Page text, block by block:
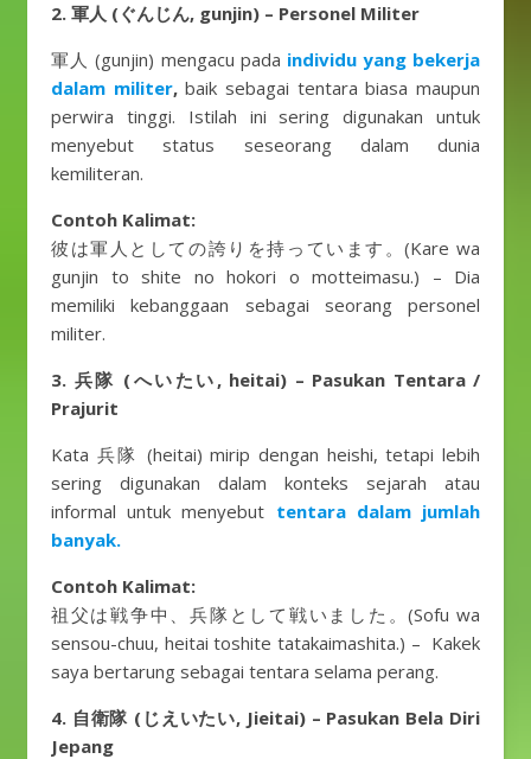
2. 軍人 (ぐんじん, gunjin) – Personel Militer
軍人 (gunjin) mengacu pada individu yang bekerja
dalam militer,baik sebagai tentara biasa maupun
perwira tinggi. Istilah ini sering digunakan untuk
menyebut status seseorang dalam dunia
kemiliteran.
Contoh Kalimat:
彼は軍人としての誇りを持っています。(Kare wa
gunjin to shite no hokori o motteimasu.) – Dia
memiliki kebanggaan sebagai seorang personel
militer.
3. 兵隊 (へいたい, heitai) – Pasukan Tentara /
Prajurit
Kata 兵隊 (heitai) mirip dengan heishi, tetapi lebih
sering digunakan dalam konteks sejarah atau
informal untuk menyebut tentara dalam jumlah
banyak.
Contoh Kalimat:
祖父は戦争中、兵隊として戦いました。(Sofu wa
sensou-chuu, heitai toshite tatakaimashita.) – Kakek
saya bertarung sebagai tentara selama perang.
4. 自衛隊 (じえいたい, Jieitai) – Pasukan Bela Diri
Jepang